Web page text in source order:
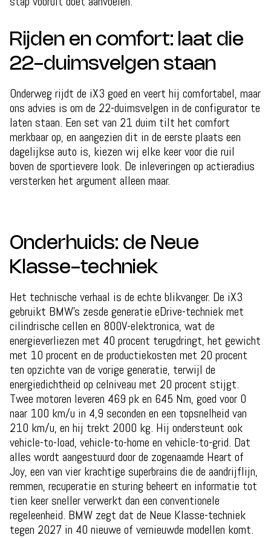
Rijden en comfort: laat die
22-duimsvelgen staan
Onderweg rijdt de iX3 goed en veert hij comfortabel, maar
ons advies is om de 22-duimsvelgen in de configurator te
laten staan. Een set van 21 duim tilt het comfort
merkbaar op, en aangezien dit in de eerste plaats een
dagelijkse auto is, kiezen wij elke keer voor die ruil
boven de sportievere look. De inleveringen op actieradius
versterken het argument alleen maar.
Onderhuids: de Neue
Klasse-techniek
Het technische verhaal is de echte blikvanger. De iX3
gebruikt BMW's zesde generatie eDrive-techniek met
cilindrische cellen en 800V-elektronica, wat de
energieverliezen met 40 procent terugdringt, het gewicht
met 10 procent en de productiekosten met 20 procent
ten opzichte van de vorige generatie, terwijl de
energiedichtheid op celniveau met 20 procent stijgt.
Twee motoren leveren 469 pk en 645 Nm, goed voor 0
naar 100 km/u in 4,9 seconden en een topsnelheid van
210 km/u, en hij trekt 2000 kg. Hij ondersteunt ook
vehicle-to-load, vehicle-to-home en vehicle-to-grid. Dat
alles wordt aangestuurd door de zogenaamde Heart of
Joy, een van vier krachtige superbrains die de aandrijflijn,
remmen, recuperatie en sturing beheert en informatie tot
tien keer sneller verwerkt dan een conventionele
regeleenheid. BMW zegt dat de Neue Klasse-techniek
tegen 2027 in 40 nieuwe of vernieuwde modellen komt.